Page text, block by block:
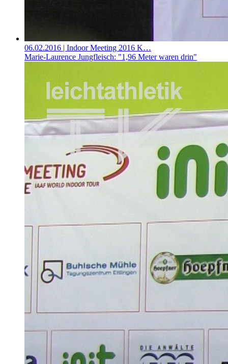
06.02.2016 | Indoor Meeting 2016 K…
Marie-Laurence Jungfleisch: "1,96 Meter waren drin"